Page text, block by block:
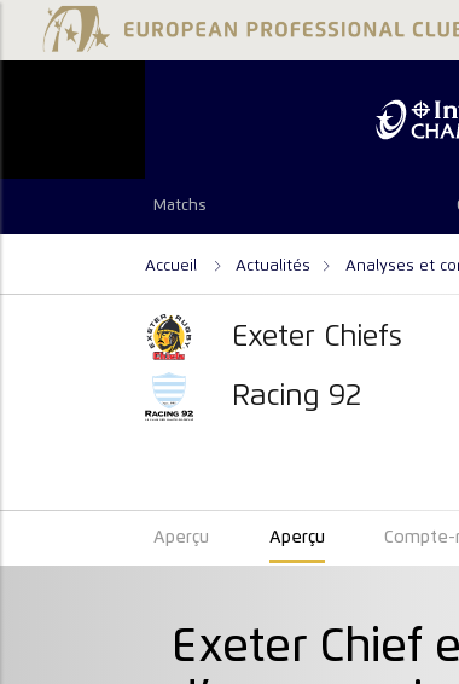
Matchs
Accueil Actualités Analyses et
Exeter Chiefs
Racing 92
Aperçu Aperçu Compte-
Exeter Chief